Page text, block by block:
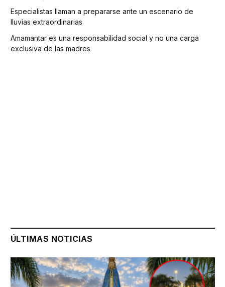
Especialistas llaman a prepararse ante un escenario de
lluvias extraordinarias
Amamantar es una responsabilidad social y no una carga
exclusiva de las madres
ÚLTIMAS NOTICIAS